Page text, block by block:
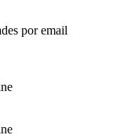
por email